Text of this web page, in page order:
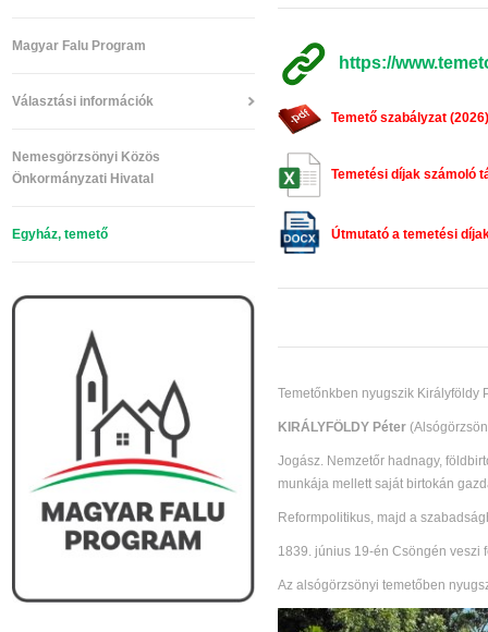
https://
Temető szabályzat
Temetési díjak számoló
Útmutató a temetési
Temetőnkben nyugszik Királyföldy
KIRÁLYFÖLDY Péter
Jogász. Nemzetőr hadnagy,
munkája mellett saját birtokán
Reformpolitikus, majd a
1839. június 19-én Csöngén veszi
Az alsógörzsönyi temetőben
Magyar Falu Program
Választási információk
Nemesgörzsönyi Közös
Önkormányzati Hivatal
Egyház, temető